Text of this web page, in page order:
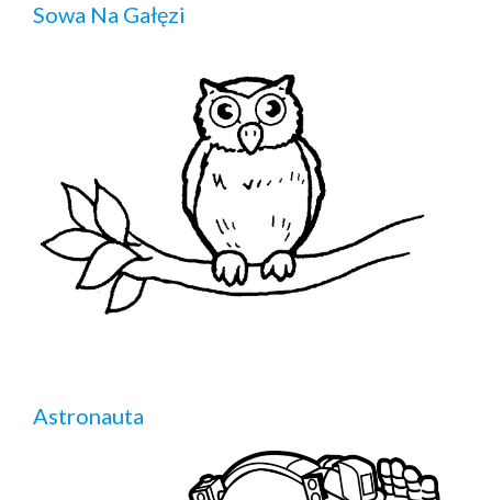
Sowa Na Gałęzi
Astronauta